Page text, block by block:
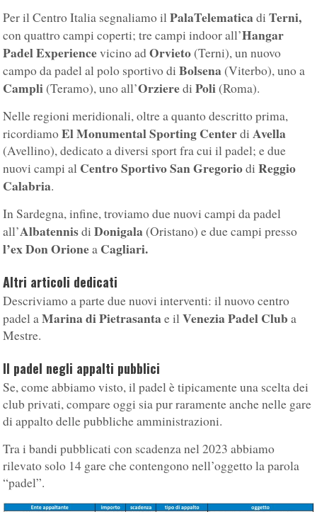
Per il Centro Italia segnaliamo ilPalaTelematica diTerni,
con quattro campi coperti; tre campi indoor all’Hangar
Padel Experiencevicino adOrvieto(Terni), un nuovo
campo da padel al polo sportivo diBolsena (Viterbo), uno a
Campli(Teramo), uno all’OrzierediPoli(Roma).
Nelle regioni meridionali, oltre a quanto descritto prima,
ricordiamoEl Monumental Sporting CenterdiAvella
(Avellino), dedicato a diversi sport fra cui il padel; e due
nuovi campi al Centro Sportivo San GregoriodiReggio
Calabria.
In Sardegna, infine, troviamo due nuovi campi da padel
all’AlbatennisdiDonigala (Oristano) e due campi presso
l’ex Don Orionea Cagliari.
Altri articoli dedicati
Descriviamo a parte due nuovi interventi: il nuovo centro
padel aMarina di Pietrasanta e ilVenezia Padel Cluba
Mestre.
Il padel negli appalti pubblici
Se, come abbiamo visto, il padel è tipicamente una scelta dei
club privati, compare oggi sia pur raramente anche nelle gare
di appalto delle pubbliche amministrazioni.
Tra i bandi pubblicati con scadenza nel 2023 abbiamo
rilevato solo 14 gare che contengono nell’oggetto la parola
“padel”.